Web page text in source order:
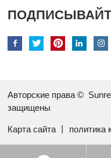
Авторские права ©
защищены
Карта сайта политика